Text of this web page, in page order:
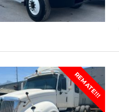
REMATE!!!